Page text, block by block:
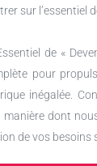
sur l’essentiel
de «
pour
inégalée.
dont
de vos besoins